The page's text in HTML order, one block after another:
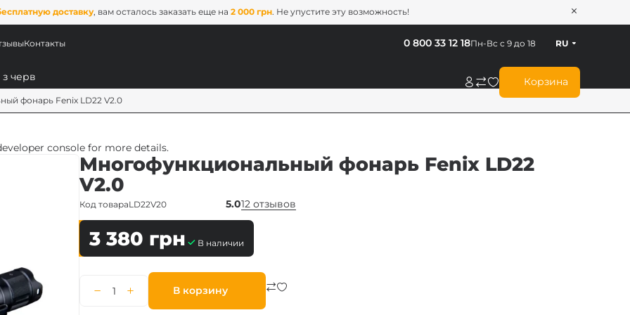
доставку, вам осталось заказать еще на 2 000 грн. Не упустите эту возможность!
Корзина
Пн-Вс с 9 до 18
0 800 33 12 18 RU
Контакты
фонарь Fenix LD22 V2.0
console for more details.
Многофункциональный фонарь Fenix LD22
V2.0
Код товараLD22V20 5.012 отзывов
3 380 грн В наличии
В корзину